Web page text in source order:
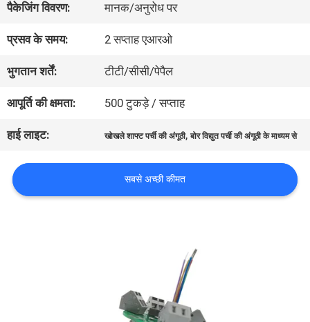
कारखाना
भ्रमण
गुणवत्ता
नियंत्रण
संपर्क
पैकेजिंग विवरण: मानक/अनुरोध पर
प्रसव के समय: 2 सप्ताह एआरओ
भुगतान शर्तें: टीटी/सीसी/पेपैल
आपूर्ति की क्षमता: 500 टुकड़े / सप्ताह
हाई लाइट: खोखले शाफ्ट पर्ची की अंगूठी,बोर विद्युत पर्ची की अंगूठी के माध्यम से
सबसे अच्छी कीमत